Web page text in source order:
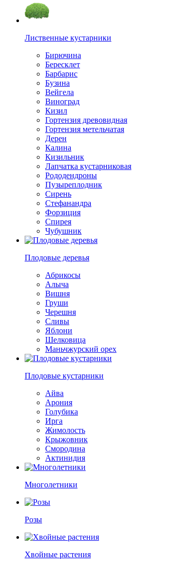
Лиственные кустарники
Бирючина
Бересклет
Барбарис
Бузина
Вейгела
Виноград
Кизил
Гортензия древовидная
Гортензия метельчатая
Дерен
Калина
Кизильник
Лапчатка кустарниковая
Рододендроны
Пузыреплодник
Сирень
Стефанандра
Форзиция
Спирея
Чубушник
Плодовые деревья
Абрикосы
Алыча
Вишня
Груши
Черешня
Сливы
Яблони
Шелковица
Маньчжурский орех
Плодовые кустарники
Айва
Арония
Голубика
Ирга
Жимолость
Крыжовник
Смородина
Актинидия
Многолетники
Розы
Хвойные растения